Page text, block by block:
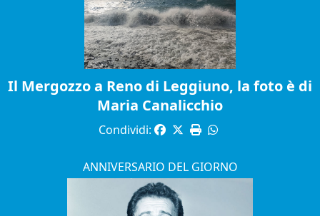
Il Mergozzo a Reno di Leggiuno, la foto è di
Maria Canalicchio
Condividi:
ANNIVERSARIO DEL GIORNO